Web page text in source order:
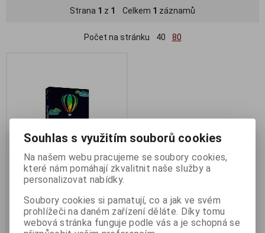
Strana 1 z 1 Celkem 1 záznamů
Počet na stránku 40 80
CorelDRAW Graphics Suite
2023 Minibox EU
Termín dodání (dny):skladem
Souhlas s využitím souborů cookies
Na našem webu pracujeme se soubory cookies,
které nám pomáhají zkvalitnit naše služby a
personalizovat nabídky.
Soubory cookies si pamatují, co a jak ve svém
prohlížeči na daném zařízení děláte. Díky tomu
webová stránka funguje podle vás a je schopná se